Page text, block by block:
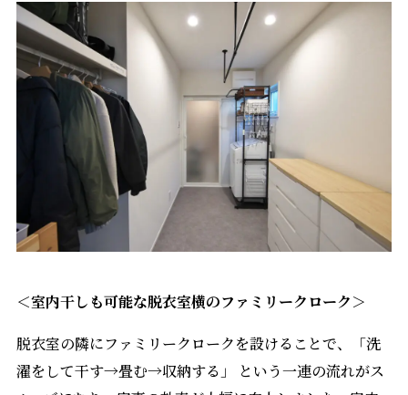
＜室内干しも可能な脱衣室横のファミリークローク＞
脱衣室の隣にファミリークロークを設けることで、
「洗
濯をして干す→畳む→収納する」
という一連の流れがス